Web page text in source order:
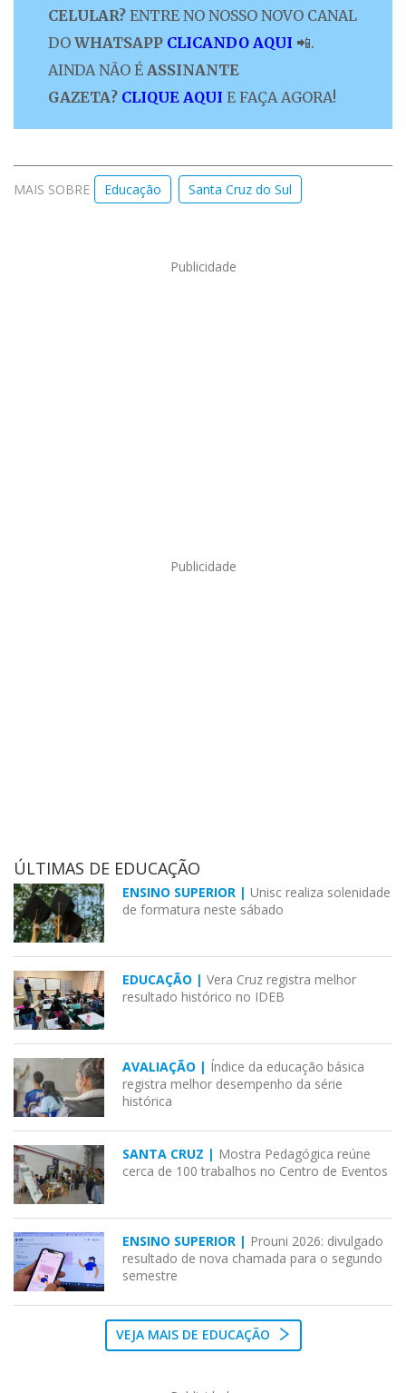
CELULAR? ENTRE NO NOSSO NOVO CANAL
DO WHATSAPP CLICANDO AQUI 📲.
AINDA NÃO É ASSINANTE
GAZETA? CLIQUE AQUI E FAÇA AGORA!
MAIS SOBRE Educação Santa Cruz do Sul
Publicidade
Publicidade
ÚLTIMAS DE EDUCAÇÃO
ENSINO SUPERIOR | Unisc realiza solenidade
de formatura neste sábado
EDUCAÇÃO | Vera Cruz registra melhor
resultado histórico no IDEB
AVALIAÇÃO | Índice da educação básica
registra melhor desempenho da série
histórica
SANTA CRUZ | Mostra Pedagógica reúne
cerca de 100 trabalhos no Centro de Eventos
ENSINO SUPERIOR | Prouni 2026: divulgado
resultado de nova chamada para o segundo
semestre
VEJA MAIS DE EDUCAÇÃO